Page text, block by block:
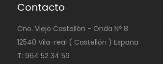
Contacto
Cno. Viejo Castellón - Onda Nº 8
12540 Vila-real ( Castellón ) España
T: 964 52 34 59